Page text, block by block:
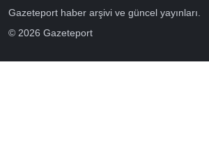
Gazeteport haber arşivi ve güncel yayınları.
© 2026 Gazeteport